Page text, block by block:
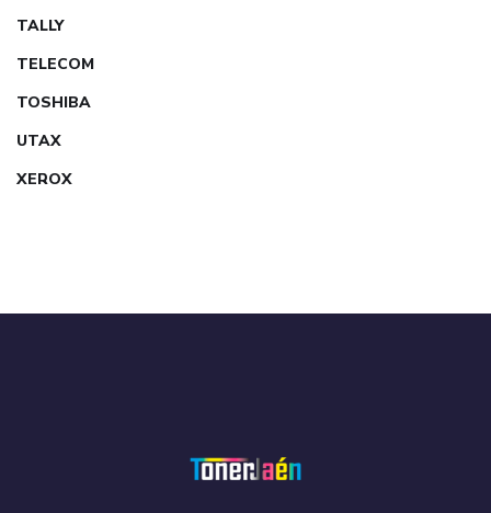
TALLY
TELECOM
TOSHIBA
UTAX
XEROX